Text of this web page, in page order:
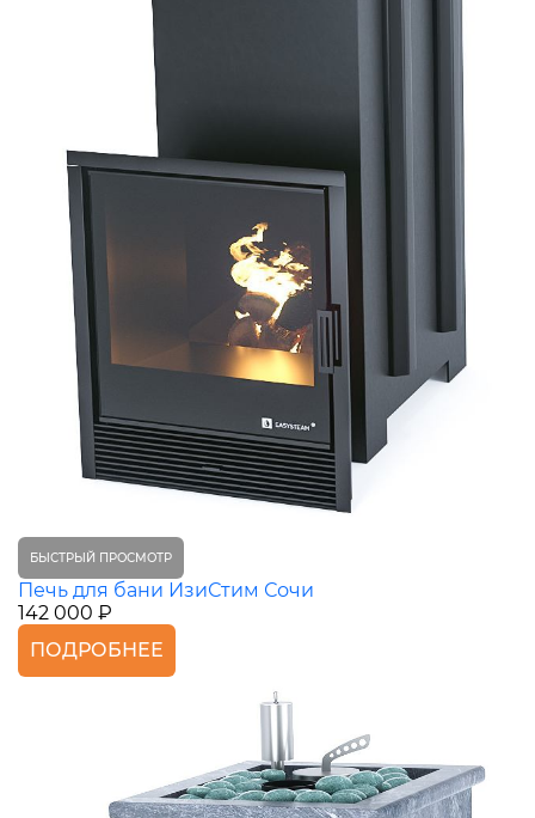
БЫСТРЫЙ ПРОСМОТР
Печь для бани ИзиСтим Сочи
142 000 ₽
ПОДРОБНЕЕ